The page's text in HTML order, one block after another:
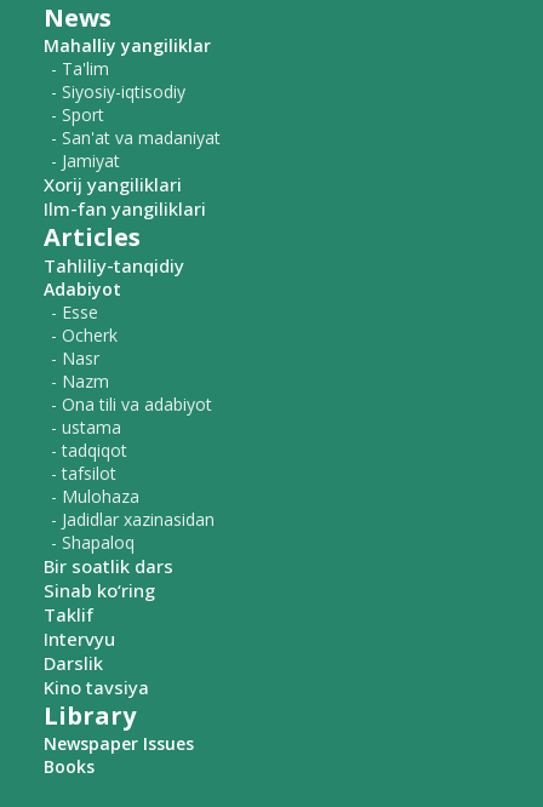
News
Mahalliy yangiliklar
- Ta'lim
- Siyosiy-iqtisodiy
- Sport
- San'at va madaniyat
- Jamiyat
Xorij yangiliklari
Ilm-fan yangiliklari
Articles
Tahliliy-tanqidiy
Adabiyot
- Esse
- Ocherk
- Nasr
- Nazm
- Ona tili va adabiyot
- ustama
- tadqiqot
- tafsilot
- Mulohaza
- Jadidlar xazinasidan
- Shapaloq
Bir soatlik dars
Sinab ko‘ring
Taklif
Intervyu
Darslik
Kino tavsiya
Library
Newspaper Issues
Books